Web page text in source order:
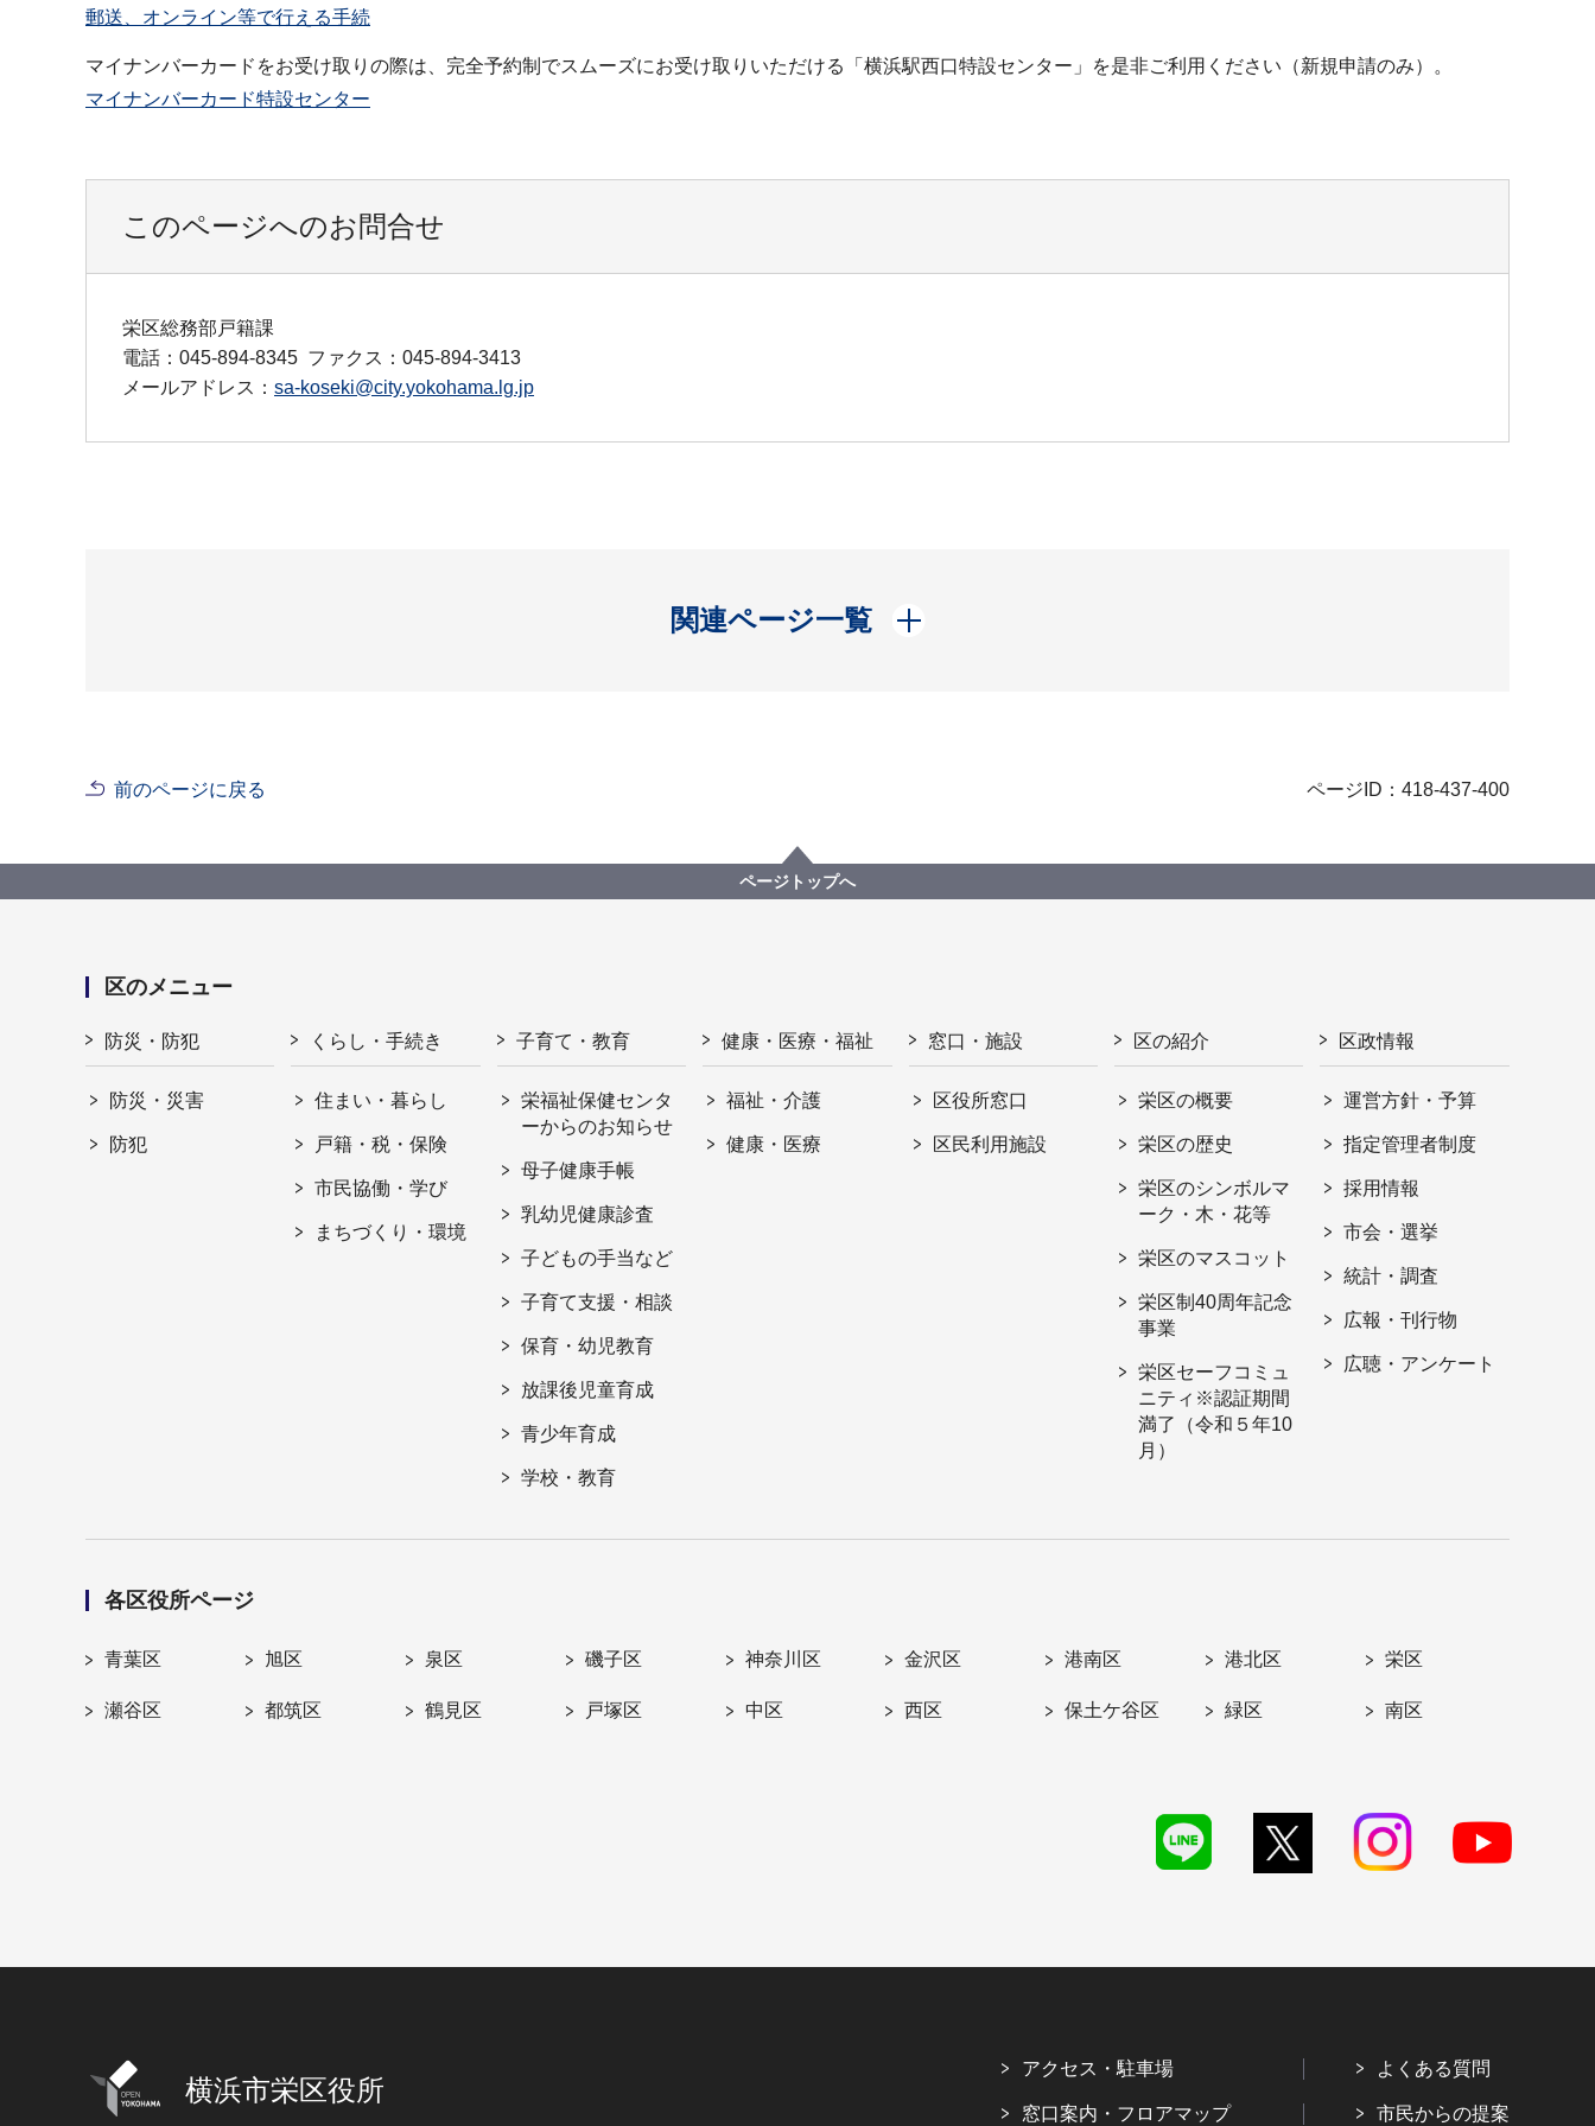
郵送、オンライン等で行える手続
マイナンバーカードをお受け取りの際は、完全予約制でスムーズにお受け取りいただける「横浜駅西口特設センター」を是非ご利用ください（新規申請のみ）。
マイナンバーカード特設センター
このページへのお問合せ
栄区総務部戸籍課
電話：045-894-8345 ファクス：045-894-3413
メールアドレス： sa-koseki@city.yokohama.lg.jp
関連ページ一覧
開く
前のページに戻る ページID：418-437-400
ページトップへ
区のメニュー
防災・防犯
防災・災害
防犯
くらし・手続き
住まい・暮らし
戸籍・税・保険
市民協働・学び
まちづくり・環境
子育て・教育
栄福祉保健センタ
ーからのお知らせ
母子健康手帳
乳幼児健康診査
子どもの手当など
子育て支援・相談
保育・幼児教育
放課後児童育成
青少年育成
学校・教育
健康・医療・福祉
福祉・介護
健康・医療
窓口・施設
区役所窓口
区民利用施設
区の紹介
栄区の概要
栄区の歴史
栄区のシンボルマ
ーク・木・花等
栄区のマスコット
栄区制40周年記念
事業
栄区セーフコミュ
ニティ※認証期間
満了（令和５年10
月）
区政情報
運営方針・予算
指定管理者制度
採用情報
市会・選挙
統計・調査
広報・刊行物
広聴・アンケート
各区役所ページ
青葉区 旭区 泉区 磯子区 神奈川区 金沢区 港南区 港北区 栄区
瀬谷区 都筑区 鶴見区 戸塚区 中区 西区 保土ケ谷区 緑区 南区
横浜市栄区役所
アクセス・駐車場
窓口案内・フロアマップ
よくある質問
市民からの提案